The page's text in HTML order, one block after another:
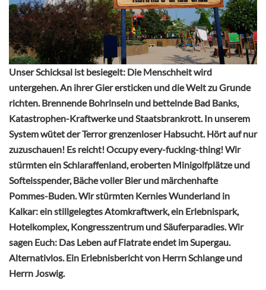
Unser Schicksal ist besiegelt: Die Menschheit wird
untergehen. An ihrer Gier ersticken und die Welt zu Grunde
richten. Brennende Bohrinseln und bettelnde Bad Banks,
Katastrophen-Kraftwerke und Staatsbrankrott. In unserem
System wütet der Terror grenzenloser Habsucht. Hört auf nur
zuzuschauen! Es reicht! Occupy every-fucking-thing! Wir
stürmten ein Schlaraffenland, eroberten Minigolfplätze und
Softeisspender, Bäche voller Bier und märchenhafte
Pommes-Buden. Wir stürmten Kernies Wunderland in
Kalkar: ein stillgelegtes Atomkraftwerk, ein Erlebnispark,
Hotelkomplex, Kongresszentrum und Säuferparadies. Wir
sagen Euch: Das Leben auf Flatrate endet im Supergau.
Alternativlos. Ein Erlebnisbericht von Herrn Schlange und
Herrn Joswig.